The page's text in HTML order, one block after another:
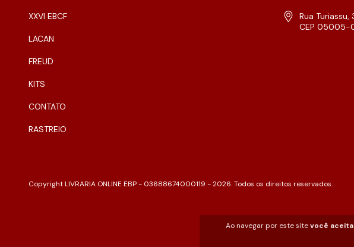
Ao navegar por este sitevocê
XXVI EBCF
LACAN
FREUD
KITS
CONTATO
RASTREIO
Rua
CEP 05005-
Copyright LIVRARIA ONLINE EBP - 03688674000119 - 2026. Todos os direitos reservados.